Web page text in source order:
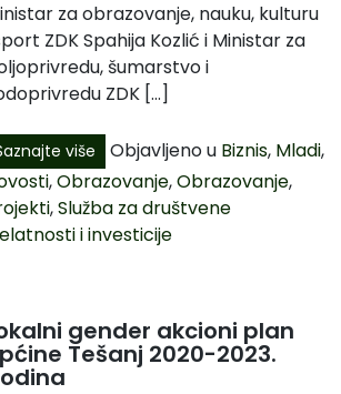
za obrazovanje, nauku, kulturu
ZDK Spahija Kozlić i Ministar za
šumarstvo i
ZDK […]
više Objavljeno u Biznis, Mladi,
,Obrazovanje,Obrazovanje,
,Služba za društvene
i investicije
gender akcioni plan
Tešanj 2020-2023.